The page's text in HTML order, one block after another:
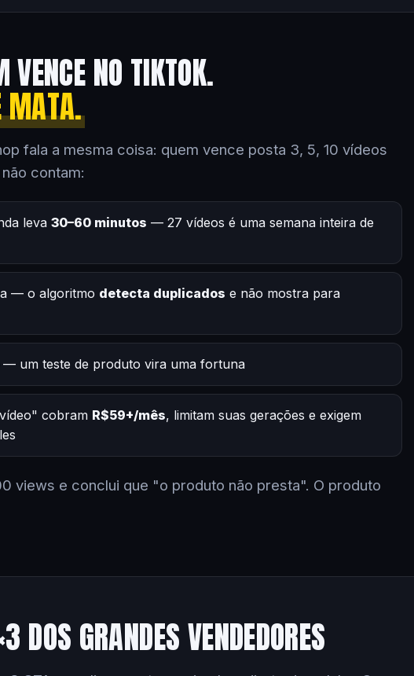
VENCE NO TIKTOK.
MATA.
fala a mesma coisa: quem vence posta 3, 5, 10 vídeos
contam:
leva 30–60 minutos — 27 vídeos é uma semana inteira de
— o algoritmo detecta duplicados e não mostra para
— um teste de produto vira uma fortuna
cobram R$59+/mês, limitam suas gerações e exigem
views e conclui que "o produto não presta". O produto
DOS GRANDES VENDEDORES